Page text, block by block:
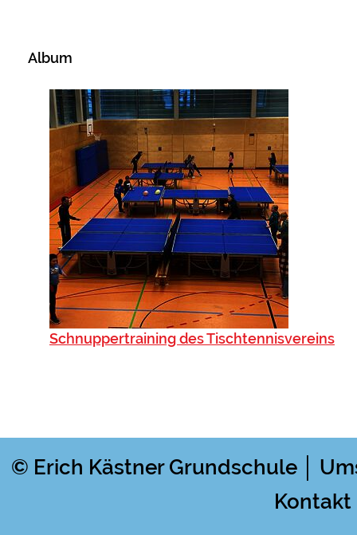
Album
Schnuppertraining des Tischtennisvereins
© Erich Kästner Grundschule │
Kontakt